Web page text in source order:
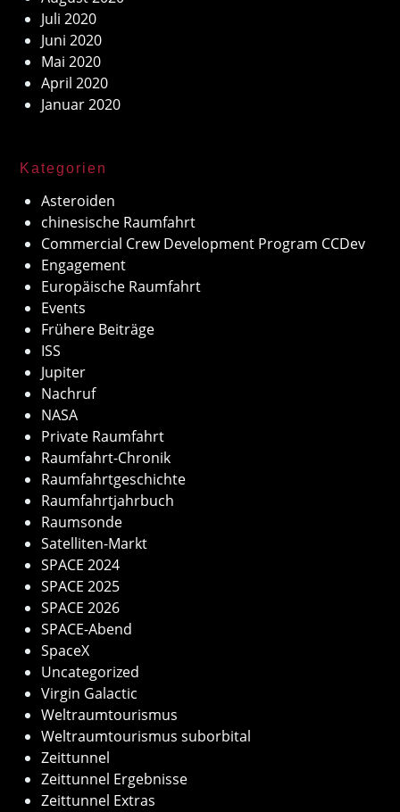
Juli 2020
Juni 2020
Mai 2020
April 2020
Januar 2020
Kategorien
Asteroiden
chinesische Raumfahrt
Commercial Crew Development Program CCDev
Engagement
Europäische Raumfahrt
Events
Frühere Beiträge
ISS
Jupiter
Nachruf
NASA
Private Raumfahrt
Raumfahrt-Chronik
Raumfahrtgeschichte
Raumfahrtjahrbuch
Raumsonde
Satelliten-Markt
SPACE 2024
SPACE 2025
SPACE 2026
SPACE-Abend
SpaceX
Uncategorized
Virgin Galactic
Weltraumtourismus
Weltraumtourismus suborbital
Zeittunnel
Zeittunnel Ergebnisse
Zeittunnel Extras